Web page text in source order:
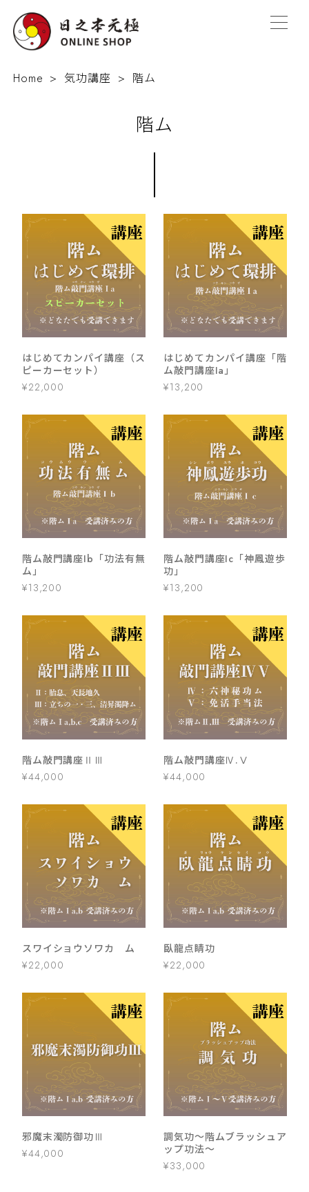
Home 気功講座 階ム
階ム
はじめてカンパイ講座（ス
ピーカーセット）
¥22,000
はじめてカンパイ講座「階
ム敲門講座Ia」
¥13,200
階ム敲門講座Ib「功法有無
ム」
¥13,200
階ム敲門講座Ic「神鳳遊歩
功」
¥13,200
階ム敲門講座ⅡⅢ
¥44,000
階ム敲門講座Ⅳ.Ⅴ
¥44,000
スワイショウソワカ ム
¥22,000
臥龍点睛功
¥22,000
邪魔末濁防御功Ⅲ
¥44,000
調気功～階ムブラッシュア
ップ功法～
¥33,000